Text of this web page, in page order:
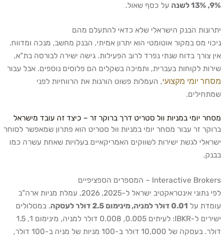
9%, 13% לשנה
על כסף שאול.
יתרונות הבנק הישראלי שלא כדאי להתעלם מהם
ניכוי מס במקור אוטומטי הוא יתרון אמיתי, הבנק מחשב, מנכה ומדווח.
אין צורך בדוח שנתי נפרד לרוב הפעילות. גישה ישירה לבורסה בת"א,
שירות לקוחות בעברית, ותמיכה בשקלים הם פלוסים נוספים. אבל עבור
מסחר יומי מקצועי, העמלות פשוט הורגות את הרווחיות לפני
שמתחילים.
מסחר יומי במניות וול סטריט דרך ברוקר זר – כיצד זה עובד מישראל
ברוקר זר עבור מסחר יומי במניות וול סטריט הוא פתרון שמאפשר לסוחר
ישראלי לגשת ישירות לשווקים האמריקאיים בעלויות שאחת עשרה כמו
בבנק.
Interactive Brokers – המספרים הספציפיים
לפי נתוני אינטראקטיב ישראל ל-2025, 2026, עמלת מניות ארה"ב
עומדת על 0.01 דולר למניה, מינימום 2.5 דולר לעסקה
. במסלולים
ישירים ל-IBKR: לעיתים 0.005, 0.008 דולר למניה, מינימום 1, 1.5
דולר. בעסקה של 10,000 דולר ב-100 מניות של מניה ב-100 דולר,